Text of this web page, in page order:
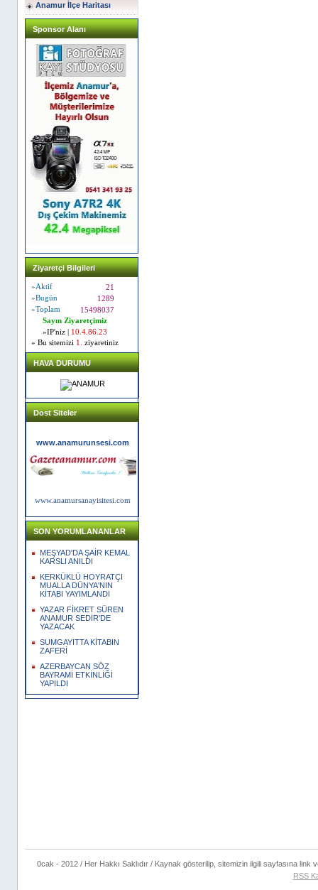
Anamur İlçe Haritası
Sponsor Alanı
Ziyaretçi Bilgileri
»Aktif
21
»Bugün
1289
»Toplam
15498037
Sayın Ziyaretçimiz
»IP'niz |
10.4.86.23
» Bu sitemizi 1. ziyaretiniz
HAVA DURUMU
Dost Siteler
www.anamurunsesi.com
www.anamursanayisitesi.com
SON YORUMLANANLAR
MEŞYAD'DA ŞAİR KEMAL
KARSLI ANILDI
KERKÜKLÜ HOYRATÇI
MUALLA DÜNYA'NIN
KİTABI YAYIMLANDI
YAZAR FİKRET SÜREN
ANAMUR SEDİR'DE
YAZACAK
SUMGAYITTA KİTABIN
ZAFERİ
AZERBAYCAN SÖZ
BAYRAMİ ETKİNLİĞİ
YAPILDI
0cak - 2012 / Her Hakkı Saklıdır / Kaynak gösterilip, sitemizin ilgili sayfasına link
RSS